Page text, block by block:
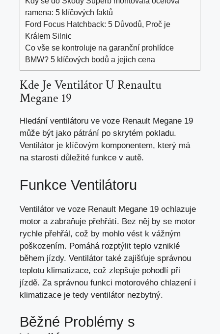
ramena: 5 klíčových faktů
Ford Focus Hatchback: 5 Důvodů, Proč je
Králem Silnic
Co vše se kontroluje na garanční prohlídce
BMW? 5 klíčových bodů a jejich cena
Kde Je Ventilátor U Renaultu
Megane 19
Hledání ventilátoru ve voze Renault Megane 19
může být jako pátrání po skrytém pokladu.
Ventilátor je klíčovým komponentem, který má
na starosti důležité funkce v autě.
Funkce Ventilátoru
Ventilátor ve voze Renault Megane 19 ochlazuje
motor a zabraňuje přehřátí. Bez něj by se motor
rychle přehřál, což by mohlo vést k vážným
poškozením. Pomáhá rozptýlit teplo vzniklé
během jízdy. Ventilátor také zajišťuje správnou
teplotu klimatizace, což zlepšuje pohodlí při
jízdě. Za správnou funkci motorového chlazení i
klimatizace je tedy ventilátor nezbytný.
Běžné Problémy s